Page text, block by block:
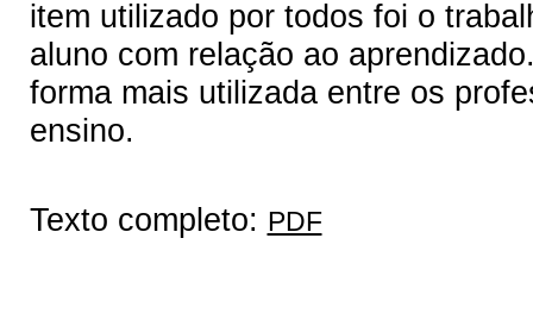
item utilizado por todos foi o
aluno com relação ao
forma mais utilizada entre os
ensino.
Texto completo: PDF